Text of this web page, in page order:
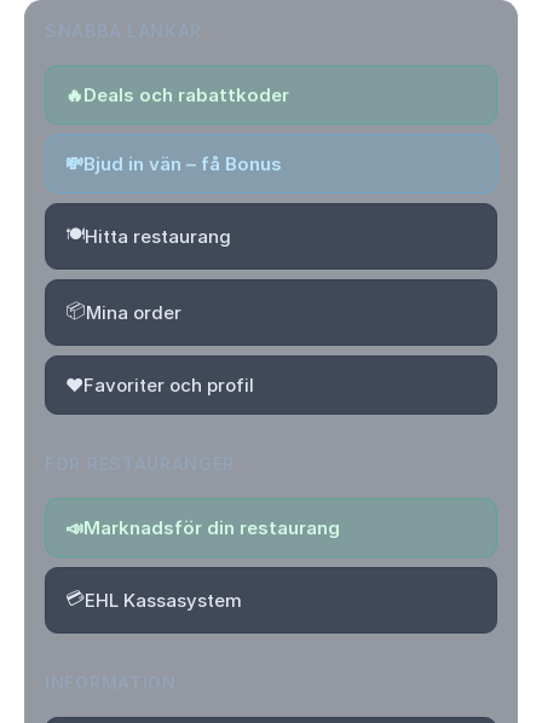
🔥Deals och rabattkoder
💸Bjud in vän – få Bonus
🍽️Hitta restaurang
📦Mina order
❤️Favoriter och profil
📣Marknadsför din restaurang
💳EHL Kassasystem